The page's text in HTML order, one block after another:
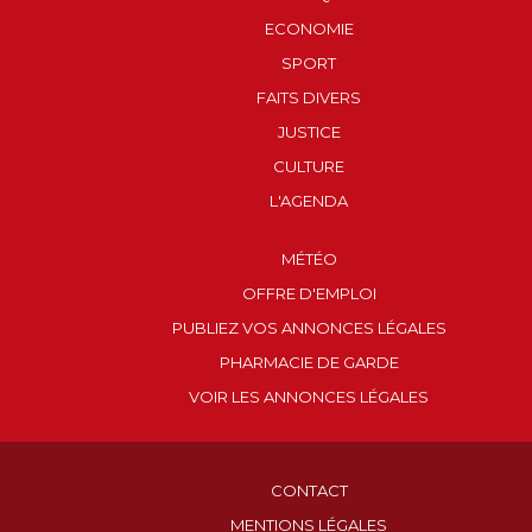
ECONOMIE
SPORT
FAITS DIVERS
JUSTICE
CULTURE
L'AGENDA
MÉTÉO
OFFRE D'EMPLOI
PUBLIEZ VOS ANNONCES LÉGALES
PHARMACIE DE GARDE
VOIR LES ANNONCES LÉGALES
CONTACT
MENTIONS LÉGALES